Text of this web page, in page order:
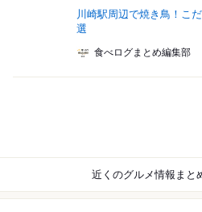
川崎駅周辺で焼き鳥！こ
選
食べログまとめ編集部
近くのグルメ情報まと